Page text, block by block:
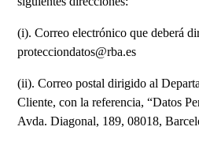
(i). Correo electrónico que deberá
protecciondatos@rba.es
(ii). Correo postal dirigido al
Cliente, con la referencia, “Datos
Avda. Diagonal, 189, 08018,